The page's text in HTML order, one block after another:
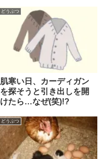
議！
どうぶつ
肌寒い日、カーディガン
を探そうと引き出しを開
けたら…なぜ(笑)!?
どうぶつ